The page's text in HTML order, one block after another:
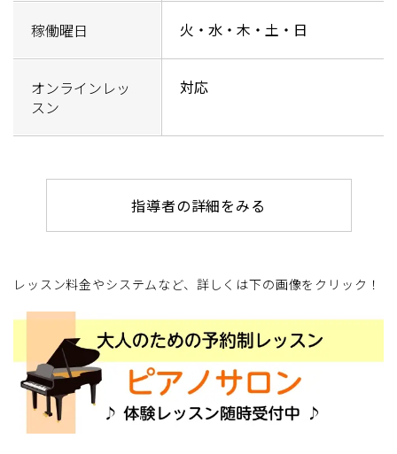
稼働曜日 火・水・木・土・日
オンラインレッ
スン
対応
指導者の詳細をみる
レッスン料金やシステムなど、詳しくは下の画像をクリック！